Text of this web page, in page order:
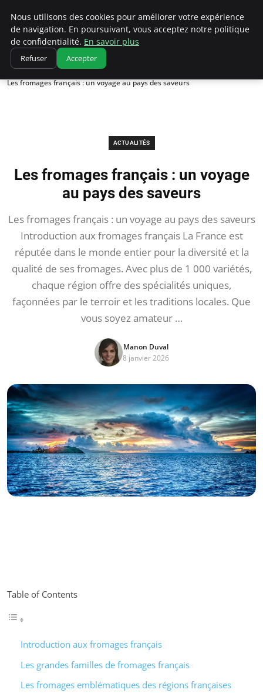
Correze Co
Accueil
Actualités
Les fromages français : un voyage au pays des saveurs
ACTUALITÉS
Les fromages français : un voyage
au pays des saveurs
Les fromages français : un voyage au pays des saveurs
Introduction aux fromages français La France est
réputée dans le monde entier pour la diversité et la
qualité de ses fromages. Avec plus de 1 000 variétés,
chaque région offre des spécialités uniques,
façonnées par le terroir et les traditions locales. Que
vous soyez amateur …
Manon Duval
8 janvier 2026
Table of Contents
Introduction aux fromages français
Les grandes familles de fromages français
Les fromages emblématiques des régions françaises
Nous utilisons des cookies pour améliorer votre expérience
de navigation. En poursuivant, vous acceptez notre politique
de confidentialité. En savoir plus
Refuser Accepter